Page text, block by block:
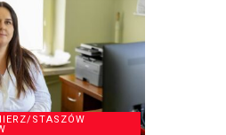
STASZÓW